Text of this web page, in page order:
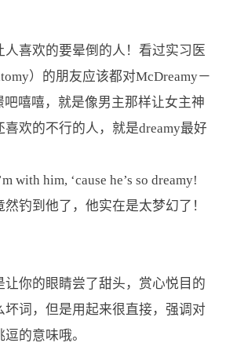
人喜欢的要晕倒的人！看过实习医
）的朋友应该都对McDreamy－
吧嘻嘻，就是像男主那样让女主神
欢的不行的人，就是dreamy最好
with him, ‘cause he’s so dreamy!
钓到他了，他实在是太梦幻了！
让你的眼睛尝了甜头，赏心悦目的
坏词，但是用起来很直接，强调对
的意味哦。